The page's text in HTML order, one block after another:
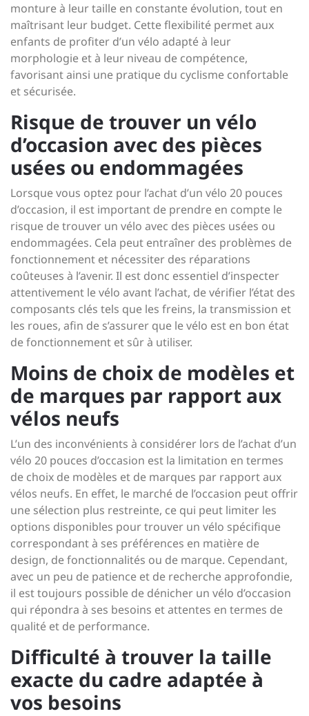
monture à leur taille en constante évolution, tout en
maîtrisant leur budget. Cette flexibilité permet aux
enfants de profiter d’un vélo adapté à leur
morphologie et à leur niveau de compétence,
favorisant ainsi une pratique du cyclisme confortable
et sécurisée.
Risque de trouver un vélo
d’occasion avec des pièces
usées ou endommagées
Lorsque vous optez pour l’achat d’un vélo 20 pouces
d’occasion, il est important de prendre en compte le
risque de trouver un vélo avec des pièces usées ou
endommagées. Cela peut entraîner des problèmes de
fonctionnement et nécessiter des réparations
coûteuses à l’avenir. Il est donc essentiel d’inspecter
attentivement le vélo avant l’achat, de vérifier l’état des
composants clés tels que les freins, la transmission et
les roues, afin de s’assurer que le vélo est en bon état
de fonctionnement et sûr à utiliser.
Moins de choix de modèles et
de marques par rapport aux
vélos neufs
L’un des inconvénients à considérer lors de l’achat d’un
vélo 20 pouces d’occasion est la limitation en termes
de choix de modèles et de marques par rapport aux
vélos neufs. En effet, le marché de l’occasion peut offrir
une sélection plus restreinte, ce qui peut limiter les
options disponibles pour trouver un vélo spécifique
correspondant à ses préférences en matière de
design, de fonctionnalités ou de marque. Cependant,
avec un peu de patience et de recherche approfondie,
il est toujours possible de dénicher un vélo d’occasion
qui répondra à ses besoins et attentes en termes de
qualité et de performance.
Difficulté à trouver la taille
exacte du cadre adaptée à
vos besoins